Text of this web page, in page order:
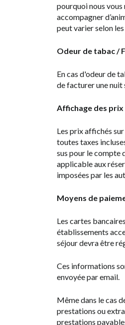
pourquoi nous vous
accompagner
peut varier selon
Odeur de tabac /
En cas d'odeur de
de facturer une nuit
Affichage des prix
Les prix affichés
toutes taxes
sus pour le compte
applicable aux
imposées par les
Moyens de
Les cartes
établissements
séjour devra être
Ces informations
envoyée par email.
Même dans le cas
prestations ou
prestations